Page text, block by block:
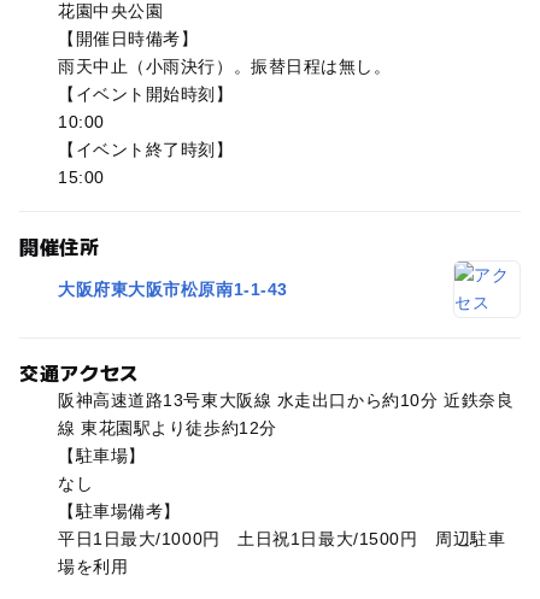
花園中央公園
【開催日時備考】
雨天中止（小雨決行）。振替日程は無し。
【イベント開始時刻】
10:00
【イベント終了時刻】
15:00
開催住所
大阪府東大阪市松原南1-1-43
交通アクセス
阪神高速道路13号東大阪線 水走出口から約10分 近鉄奈良
線 東花園駅より徒歩約12分
【駐車場】
なし
【駐車場備考】
平日1日最大/1000円 土日祝1日最大/1500円 周辺駐車
場を利用